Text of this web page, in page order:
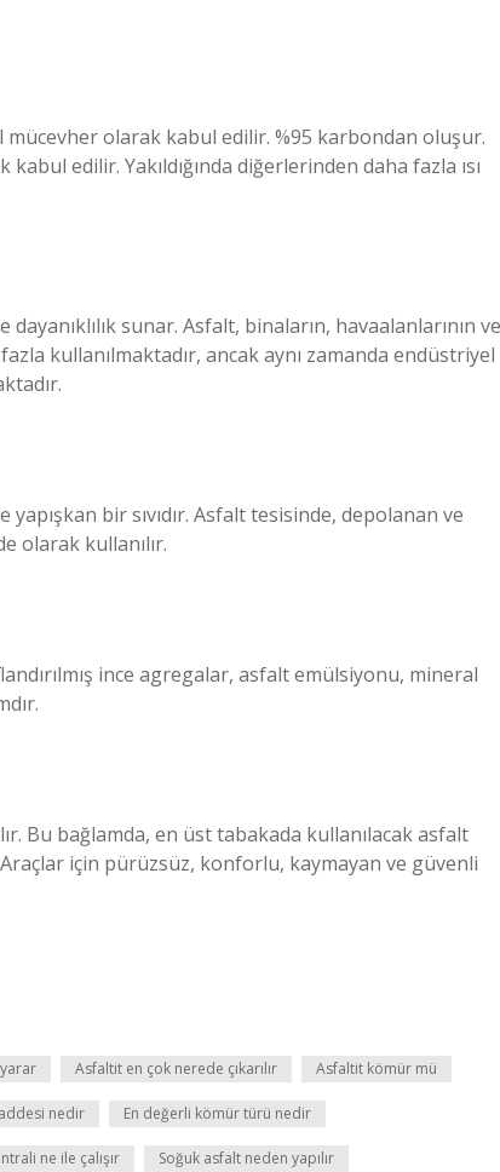
olarak kabul edilir. %95 karbondan oluşur.
edilir. Yakıldığında diğerlerinden daha fazla ısı
sunar. Asfalt, binaların, havaalanlarının ve
kullanılmaktadır, ancak aynı zamanda endüstriyel
bir sıvıdır. Asfalt tesisinde, depolanan ve
olarak kullanılır.
ince agregalar, asfalt emülsiyonu, mineral
Bu bağlamda, en üst tabakada kullanılacak asfalt
Araçlar için pürüzsüz, konforlu, kaymayan ve güvenli
Asfaltit en çok nerede çıkarılır Asfaltit kömür mü
nedir En değerli kömür türü nedir
ne ile çalışır Soğuk asfalt neden yapılır